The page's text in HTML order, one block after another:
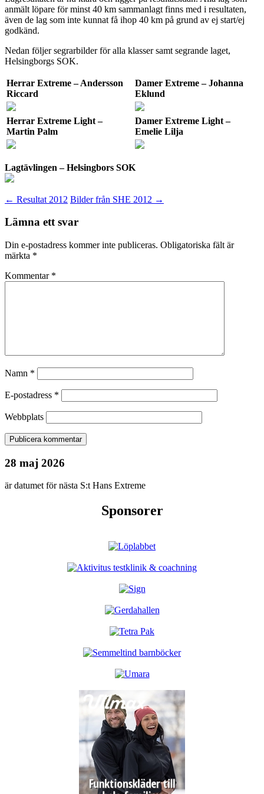
anmält löpare för minst 40 km sammanlagt finns med i resultaten,
även de lag som inte kunnat få ihop 40 km på grund av ej start/ej
godkänd.
Nedan följer segrarbilder för alla klasser samt segrande laget,
Helsingborgs SOK.
Herrar Extreme – Andersson
Riccard
Damer Extreme – Johanna
Eklund
Herrar Extreme Light –
Martin Palm
Damer Extreme Light –
Emelie Lilja
Lagtävlingen – Helsingbors SOK
Inläggsnavigering
← Resultat 2012 Bilder från SHE 2012 →
Lämna ett svar
Din e-postadress kommer inte publiceras. Obligatoriska fält är
märkta *
Kommentar *
Namn *
E-postadress *
Webbplats
28 maj 2026
är datumet för nästa S:t Hans Extreme
Sponsorer